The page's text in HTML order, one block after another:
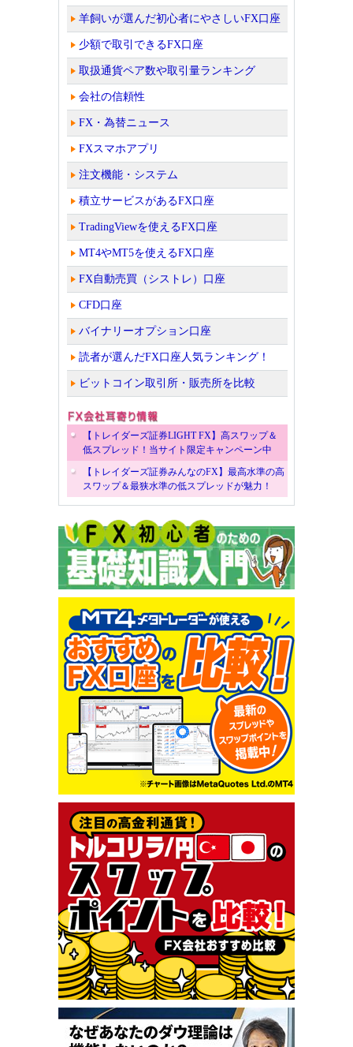
羊飼いが選んだ初心者にやさしいFX口座
少額で取引できるFX口座
取扱通貨ペア数や取引量ランキング
会社の信頼性
FX・為替ニュース
FXスマホアプリ
注文機能・システム
積立サービスがあるFX口座
TradingViewを使えるFX口座
MT4やMT5を使えるFX口座
FX自動売買（シストレ）口座
CFD口座
バイナリーオプション口座
読者が選んだFX口座人気ランキング！
ビットコイン取引所・販売所を比較
【トレイダーズ証券LIGHT FX】高スワップ＆
低スプレッド！当サイト限定キャンペーン中
【トレイダーズ証券みんなのFX】最高水準の高
スワップ＆最狭水準の低スプレッドが魅力！